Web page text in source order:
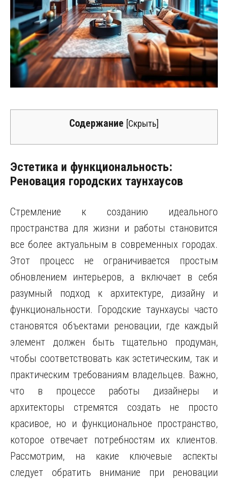
Содержание [Скрыть]
Эстетика и функциональность:
Реновация городских таунхаусов
Стремление к созданию идеального
пространства для жизни и работы становится
все более актуальным в современных городах.
Этот процесс не ограничивается простым
обновлением интерьеров, а включает в себя
разумный подход к архитектуре, дизайну и
функциональности. Городские таунхаусы часто
становятся объектами реновации, где каждый
элемент должен быть тщательно продуман,
чтобы соответствовать как эстетическим, так и
практическим требованиям владельцев. Важно,
что в процессе работы дизайнеры и
архитекторы стремятся создать не просто
красивое, но и функциональное пространство,
которое отвечает потребностям их клиентов.
Рассмотрим, на какие ключевые аспекты
следует обратить внимание при реновации